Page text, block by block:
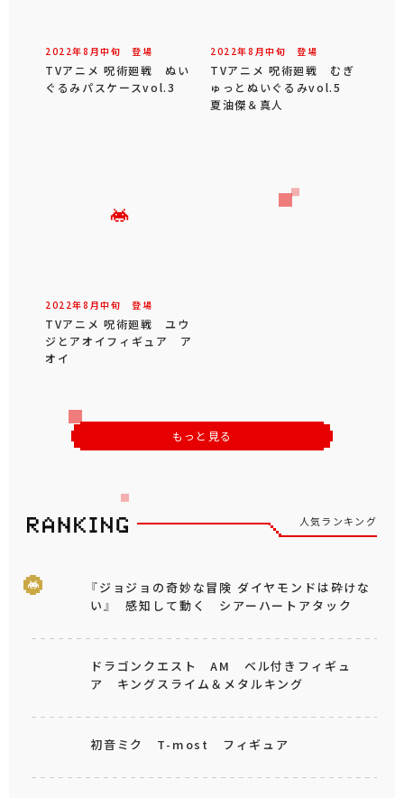
2022年8 月中旬 登場
TVアニメ 呪術廻戦 ぬい
ぐるみパスケースvol.3
2022年8 月中旬 登場
TVアニメ 呪術廻戦 むぎ
ゅっとぬいぐるみvol.5
夏油傑＆真人
2022年8 月中旬 登場
TVアニメ 呪術廻戦 ユウ
ジとアオイフィギュア ア
オイ
もっと見る
人気ランキング
『ジョジョの奇妙な冒険 ダイヤモンドは砕けな
い』 感知して動く シアーハートアタック
ドラゴンクエスト AM ベル付きフィギュ
ア キングスライム＆メタルキング
初音ミク T-most フィギュア